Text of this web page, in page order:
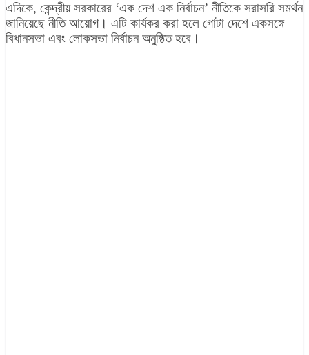
এদিকে, কেন্দ্রীয় সরকারের ‘এক দেশ এক নির্বাচন’ নীতিকে সরাসরি সমর্থন
জানিয়েছে নীতি আয়োগ। এটি কার্যকর করা হলে গোটা দেশে একসঙ্গে
বিধানসভা এবং লোকসভা নির্বাচন অনুষ্ঠিত হবে।